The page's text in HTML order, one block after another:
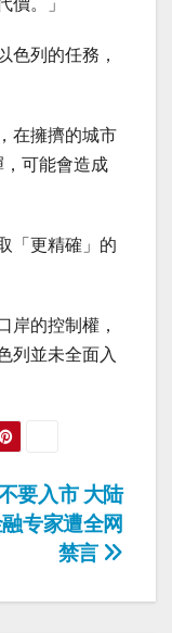
價。」
色列的任務，
在擁擠的城市
可能會造成
「更精確」的
岸的控制權，
列並未全面入
要入市 大陆
专家遭全网
禁言